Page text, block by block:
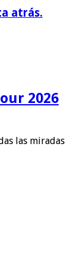
atrás.
2026
las miradas